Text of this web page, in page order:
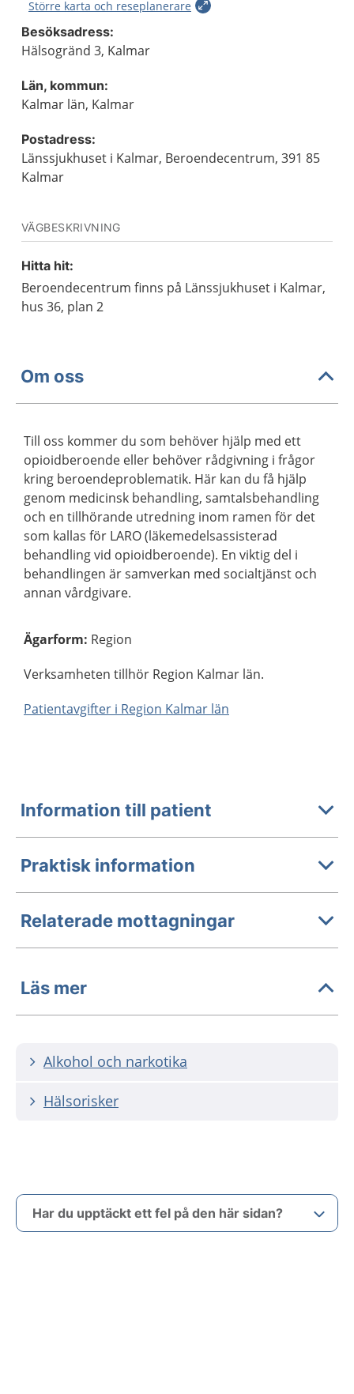
Större karta och reseplanerare
Besöksadress:
Hälsogränd 3, Kalmar
Län, kommun:
Kalmar län, Kalmar
Postadress:
Länssjukhuset i Kalmar, Beroendecentrum, 391 85
Kalmar
VÄGBESKRIVNING
Hitta hit:
Beroendecentrum finns på Länssjukhuset i Kalmar,
hus 36, plan 2
Om oss
Till oss kommer du som behöver hjälp med ett
opioidberoende eller behöver rådgivning i frågor
kring beroendeproblematik. Här kan du få hjälp
genom medicinsk behandling, samtalsbehandling
och en tillhörande utredning inom ramen för det
som kallas för LARO (läkemedelsassisterad
behandling vid opioidberoende). En viktig del i
behandlingen är samverkan med socialtjänst och
annan vårdgivare.
Ägarform: Region
Verksamheten tillhör Region Kalmar län.
Patientavgifter i Region Kalmar län
Information till patient
Praktisk information
Relaterade mottagningar
Läs mer
Alkohol och narkotika
Hälsorisker
Har du upptäckt ett fel på den här sidan?